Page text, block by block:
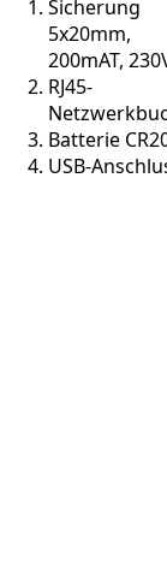
Sicherung
5x20mm,
200mAT,
RJ45-
Batterie
USB-